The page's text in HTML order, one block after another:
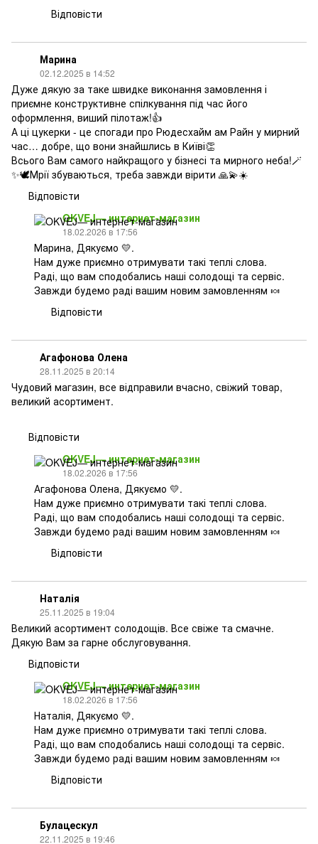
Відповісти
Марина
02.12.2025 в 14:52
Дуже дякую за таке швидке виконання замовлення і
приємне конструктивне спілкування під час його
оформлення, виший пілотаж!👍
А ці цукерки - це спогади про Рюдесхайм ам Райн у мирний
час… добре, що вони знайшлись в Київі👏
Всього Вам самого найкращого у бізнесі та мирного неба!🪄
✨🕊️Мрії збуваються, треба завжди вірити 🙏💫☀️
Відповісти
OKVEJ— интернет-магазин
18.02.2026 в 17:56
Марина, Дякуємо 💛.
Нам дуже приємно отримувати такі теплі слова.
Раді, що вам сподобались наші солодощі та сервіс.
Завжди будемо раді вашим новим замовленням 🍬
Відповісти
Агафонова Олена
28.11.2025 в 20:14
Чудовий магазин, все відправили вчасно, свіжий товар,
великий асортимент.
Відповісти
OKVEJ— интернет-магазин
18.02.2026 в 17:56
Агафонова Олена, Дякуємо 💛.
Нам дуже приємно отримувати такі теплі слова.
Раді, що вам сподобались наші солодощі та сервіс.
Завжди будемо раді вашим новим замовленням 🍬
Відповісти
Наталія
25.11.2025 в 19:04
Великий асортимент солодощів. Все свіже та смачне.
Дякую Вам за гарне обслуговування.
Відповісти
OKVEJ— интернет-магазин
18.02.2026 в 17:56
Наталія, Дякуємо 💛.
Нам дуже приємно отримувати такі теплі слова.
Раді, що вам сподобались наші солодощі та сервіс.
Завжди будемо раді вашим новим замовленням 🍬
Відповісти
Булацескул
22.11.2025 в 19:46